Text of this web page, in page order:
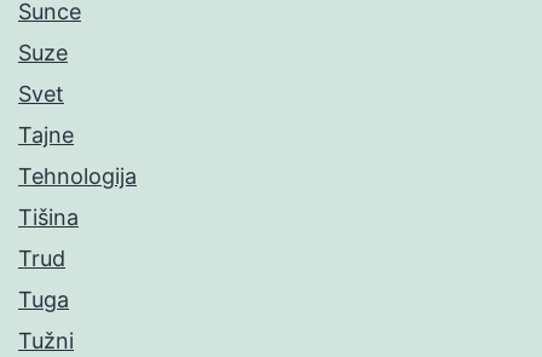
Sunce
Suze
Svet
Tajne
Tehnologija
Tišina
Trud
Tuga
Tužni